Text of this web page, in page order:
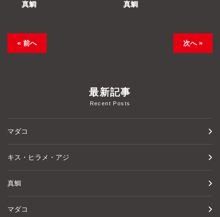
真鯛 真鯛
« 前へ 次へ »
最新記事
Recent Posts
マダコ
キス・ヒラメ・アジ
真鯛
マダコ